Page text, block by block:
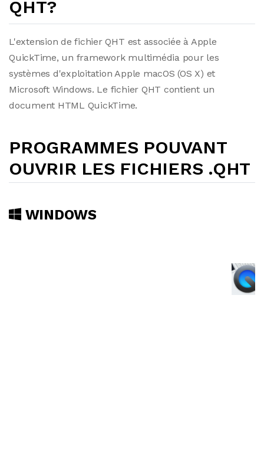
QHT?
L'extension de fichier QHT est associée à Apple
QuickTime, un framework multimédia pour les
systèmes d'exploitation Apple macOS (OS X) et
Microsoft Windows. Le fichier QHT contient un
document HTML QuickTime.
PROGRAMMES POUVANT
OUVRIR LES FICHIERS .QHT
WINDOWS